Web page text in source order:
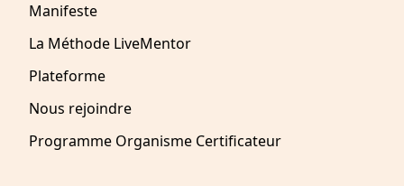
Manifeste
La Méthode LiveMentor
Plateforme
Nous rejoindre
Programme Organisme Certificateur